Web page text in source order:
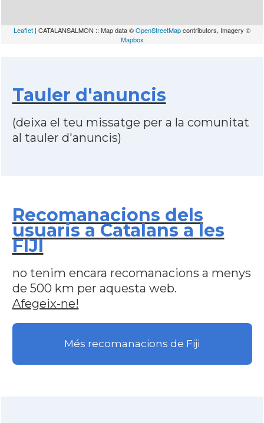
Leaflet | CATALANSALMON :: Map data ©OpenStreetMapcontributors, Imagery ©
Mapbox
Tauler d'anuncis
(deixa el teu missatge per a la comunitat
al tauler d'anuncis)
Recomanacions dels
usuaris a Catalans a les
FIJI
no tenim encara recomanacions a menys
de 500 km per aquesta web.
Afegeix-ne!
Més recomanacions de Fiji